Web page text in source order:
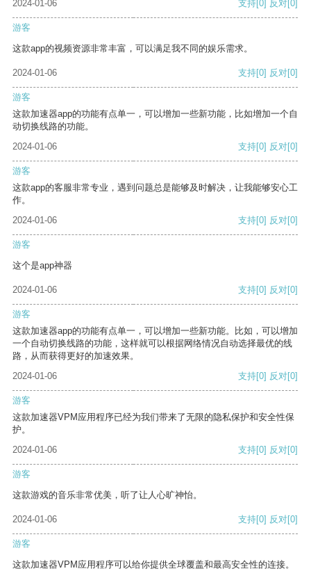
2024-01-06 支持[0] 反对[0]
游客
这款app的视频资源非常丰富，可以满足我不同的娱乐需求。
2024-01-06 支持[0] 反对[0]
游客
这款加速器app的功能有点单一，可以增加一些新功能，比如增加一个自
动切换线路的功能。
2024-01-06
支持[0] 反对[0]
游客
这款app的客服非常专业，遇到问题总是能够及时解决，让我能够安心工
作。
2024-01-06
支持[0] 反对[0]
游客
这个是app神器
2024-01-06 支持[0] 反对[0]
游客
这款加速器app的功能有点单一，可以增加一些新功能。比如，可以增加
一个自动切换线路的功能，这样就可以根据网络情况自动选择最优的线
路，从而获得更好的加速效果。
2024-01-06
支持[0] 反对[0]
游客
这款加速器VPM应用程序已经为我们带来了无限的隐私保护和安全性保
护。
2024-01-06
支持[0] 反对[0]
游客
这款游戏的音乐非常优美，听了让人心旷神怡。
2024-01-06 支持[0] 反对[0]
游客
这款加速器VPM应用程序可以给你提供全球覆盖和最高安全性的连接。